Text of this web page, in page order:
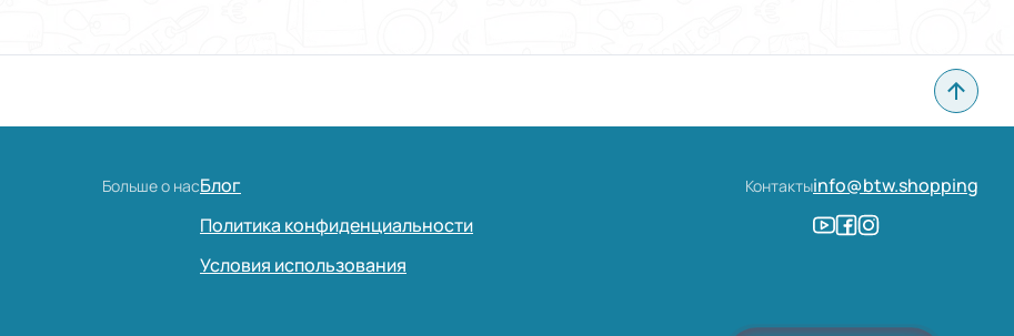
Больше о насБлог
Политика конфиденциальности
Условия использования
Контактыinfo@btw.shopping